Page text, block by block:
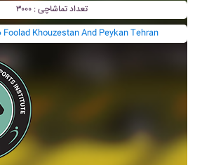
تعداد تماشاچی : ۳۰۰۰
بازی های گذشته Foolad Khouzestan And Peykan Tehran